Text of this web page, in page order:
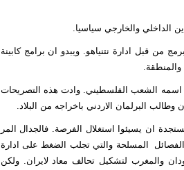
الداخلي والخارجي سياسيا.
من قبل ادارة نتنياهو. ويبدو ان برامج كابينة
اسمه الشعب الفلسطيني. وادت هذه التصريحات
البرلمان الاردني باخراجه من البلاد.
ان يسيئوا استغلال الفرصة. فالجدال المر
المسلحة والتي تجلب الضغط على ادارة
والمغرب لتشكيل تحالف معاد لايران. ولكن